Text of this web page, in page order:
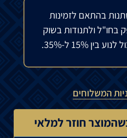
בהתאם לזמינות
בחו"ל ולתנודות בשוק
15% ל-35%.
המשלוחים
חוזר למלאי